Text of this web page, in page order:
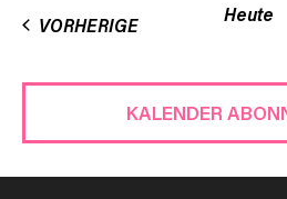
VORHERIGE Heute
KALENDER